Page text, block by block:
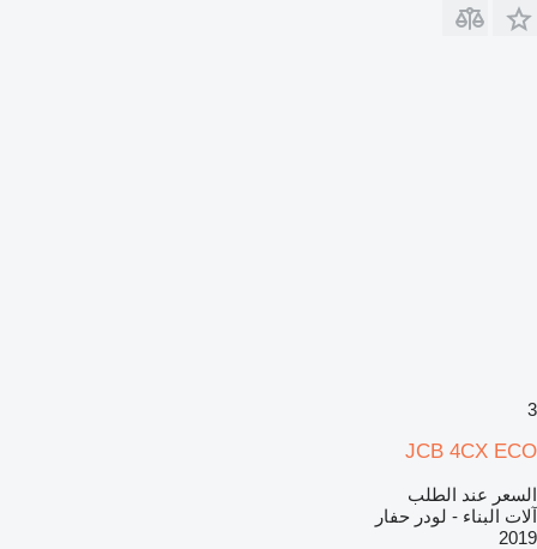
3
JCB 4CX ECO
السعر عند الطلب
آلات البناء - لودر حفار
2019